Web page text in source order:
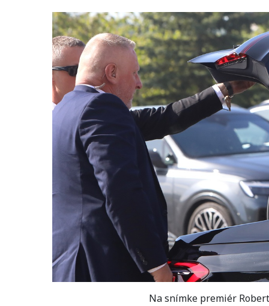
Na snímke premiér Robert